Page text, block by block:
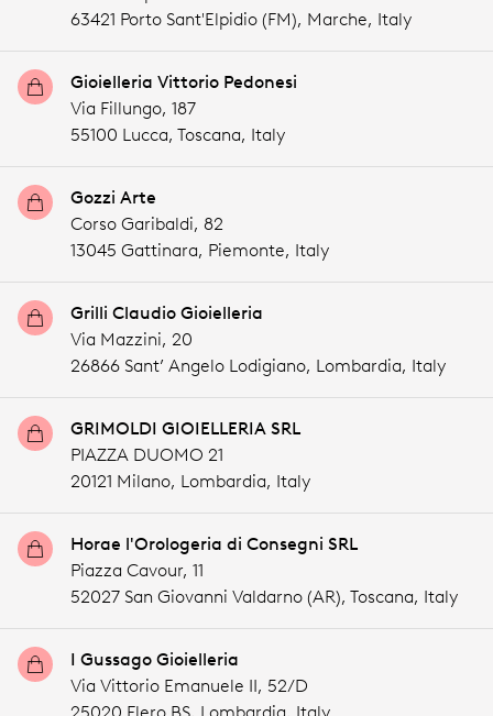
63421 Porto Sant'Elpidio (FM), Marche, Italy
Gioielleria Vittorio Pedonesi
Via Fillungo, 187
55100 Lucca, Toscana, Italy
Gozzi Arte
Corso Garibaldi, 82
13045 Gattinara, Piemonte, Italy
Grilli Claudio Gioielleria
Via Mazzini, 20
26866 Sant’ Angelo Lodigiano, Lombardia, Italy
GRIMOLDI GIOIELLERIA SRL
PIAZZA DUOMO 21
20121 Milano, Lombardia, Italy
Horae l'Orologeria di Consegni SRL
Piazza Cavour, 11
52027 San Giovanni Valdarno (AR), Toscana, Italy
I Gussago Gioielleria
Via Vittorio Emanuele II, 52/D